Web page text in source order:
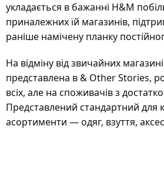
укладається в бажанні H&M
приналежних їй магазинів,
раніше намічену планку
На відміну від звичайних
представлена в & Other Stories,
всіх, але на споживачів з
Представлений стандартний для
асортименти — одяг, взуття,